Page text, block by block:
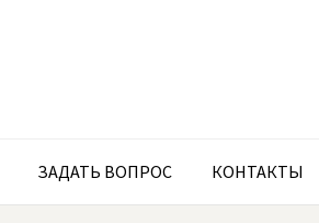
ЗАДАТЬ ВОПРОС КОНТАКТЫ